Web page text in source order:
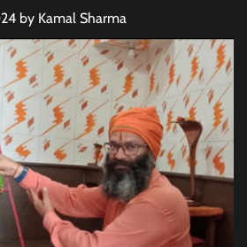
by Kamal Sharma